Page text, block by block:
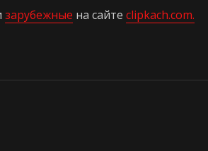
зарубежные на сайте clipkach.com.